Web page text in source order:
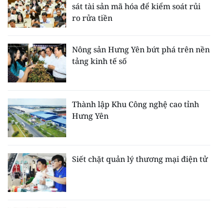
sát tài sản mã hóa để kiểm soát rủi
ro rửa tiền
Nông sản Hưng Yên bứt phá trên nền
tảng kinh tế số
Thành lập Khu Công nghệ cao tỉnh
Hưng Yên
Siết chặt quản lý thương mại điện tử